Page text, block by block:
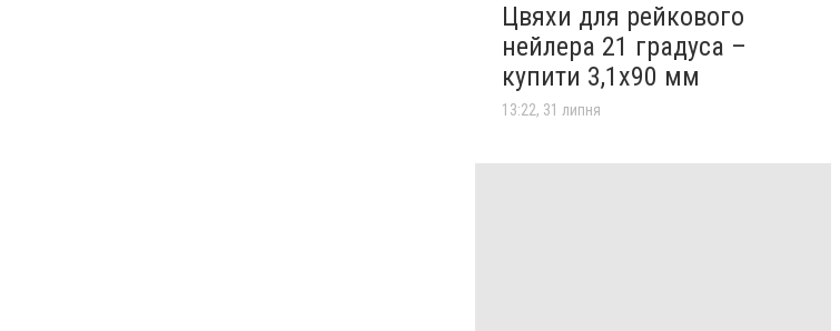
Цвяхи для рейкового
нейлера 21 градуса –
купити 3,1х90 мм
13:22, 31 липня